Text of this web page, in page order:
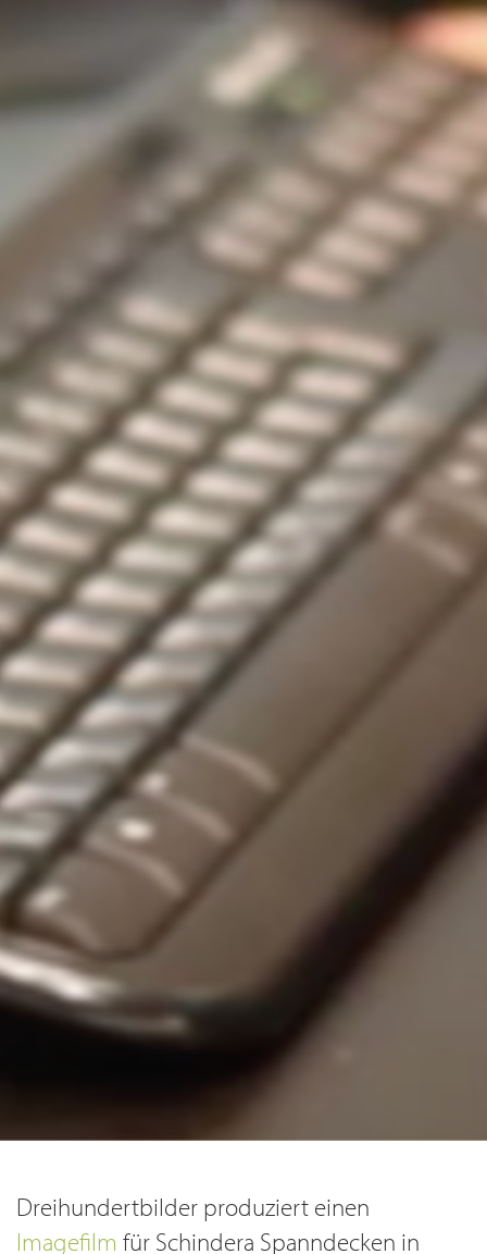
Dreihundertbilder produziert einen
Imagefilm für Schindera Spanndecken in